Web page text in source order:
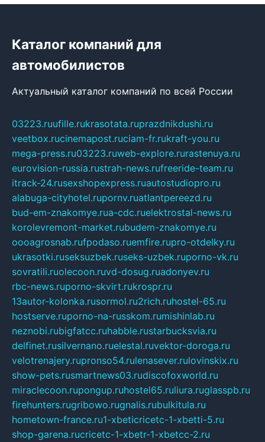
Каталог компаний для
автомобилистов
Актуальный каталог компаний по всей России
03223.ruufille.rukrasotata.ruprazdnikdushi.ru
veetbox.rucinemapost.ruciam-fr.rukraft-you.ru
mega-press.ru03223.ruweb-explore.rurastenuya.ru
eurovision-russia.rustrah-news.rufreeride-team.ru
itrack-24.rusexshopexpress.ruautostudiopro.ru
alabuga-cityhotel.rupornv.ruatlantpereezd.ru
bud-em-znakomye.rua-cdc.ruelektrostal-news.ru
korolevremont-market.rubudem-znakomye.ru
oooagrosnab.rufpodaso.ruemfire.rupro-otdelky.ru
ukrasotki.ruseksuzbek.ruseks-uzbek.ruporno-vk.ru
sovratili.ruolecoon.ruvd-dosug.ruadonyev.ru
rbc-news.ruporno-skvirt.rukrospr.ru
13autor-kolonka.rusormol.ru2rich.ruhostel-65.ru
hostserve.ruporno-na-russkom.rumishinlab.ru
neznobi.rubigfatcc.ruhabble.rustarbucksvia.ru
delfinet.rusilvernano.ruelestal.ruvektor-doroga.ru
velotrenajery.rupronso54.rulenasever.rulovinskix.ru
show-pets.rusmartnews03.rudiscofoxworld.ru
miraclecoon.rupongup.ruhostel65.ruliura.ruglasspb.ru
firehunters.rugribowo.rugnalis.rubulkitula.ru
hometown-france.ru1-xbeticricetc-1-xbetti-5.ru
shop-garena.rucricetc-1-xbetr-1-xbetcc-2.ru